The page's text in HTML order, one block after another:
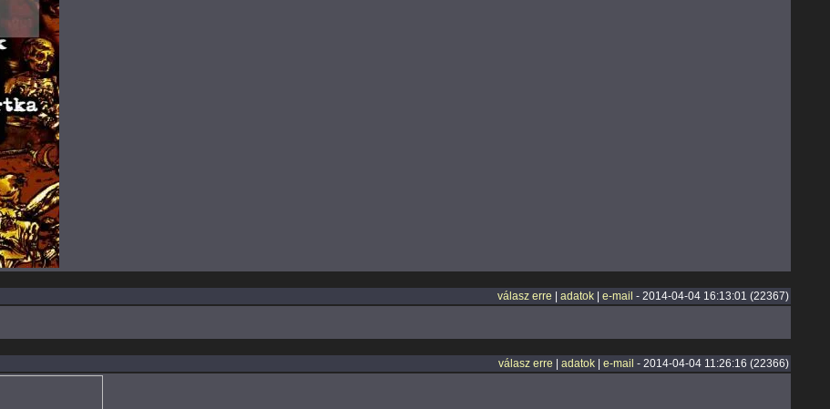
válasz erre adatok| e-mail - 2014-04-04 16:13:01 (22367)
válasz erre adatok| e-mail - 2014-04-04 11:26:16 (22366)